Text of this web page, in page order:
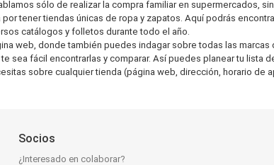
sólo de realizar la compra familiar en supermercados,
tener tiendas únicas de ropa y zapatos. Aquí podrás
catálogos y folletos durante todo el año.
web, donde también puedes indagar sobre todas las
fácil encontrarlas y comparar. Así puedes planear tu lista
sobre cualquier tienda (página web, dirección, horario de
Socios
¿Interesado en colaborar?